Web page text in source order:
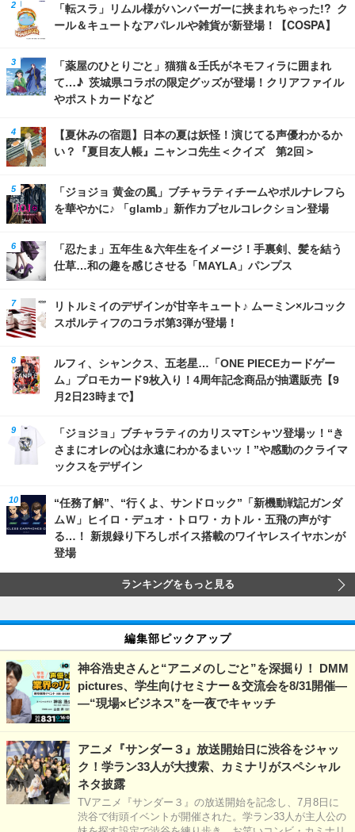
「転スラ」リムル様がハンバーガーに挟まれちゃった!? ク
ール＆キュートなアパレルや雑貨が新登場！【COSPA】
「薬屋のひとりごと」猫猫＆壬氏がネモフィラに囲まれ
て…♪ 茨城県コラボの限定グッズが登場！クリアファイル
やポストカードなど
【夏休みの宿題】日本の夏は妖怪！演じてる声優わかるか
い？『夏目友人帳』ニャンコ先生＜クイズ 第2回＞
「ジョジョ 黄金の風」ブチャラティチームやポルナレフら
を華やかに♪ 「glamb」新作カプセルコレクション登場
「忍たま」五年生＆六年生をイメージ！手裏剣、髪を結う
仕草…和の趣を感じさせる「MAYLA」パンプス
リトルミイのデザインが甘辛キュート♪ ムーミン×ルコック
スポルティフのコラボ第3弾が登場！
ルフィ、シャンクス、五老星…「ONE PIECEカードゲー
ム」プロモカード9枚入り！4周年記念商品が抽選販売【9
月2日23時まで】
「ジョジョ」ブチャラティのカリスマTシャツ登場ッ！“き
さまにオレの心は永遠にわかるまいッ！”や感動のクライマ
ックスをデザイン
“任務了解”、“行くよ、サンドロック”「新機動戦記ガンダ
ムＷ」ヒイロ・デュオ・トロワ・カトル・五飛の声がす
る…！ 新規録り下ろしボイス搭載のワイヤレスイヤホンが
登場
ランキングをもっと見る
編集部ピックアップ
神谷浩史さんと“アニメのしごと”を深掘り！ DMM
pictures、学生向けセミナー＆交流会を8/31開催―
―“現場×ビジネス”を一夜でキャッチ
アニメ『サンダー３』放送開始日に渋谷をジャッ
ク！学ラン33人が大捜索、カミナリがスペシャル
ネタ披露
TVアニメ『サンダー３』の放送開始を記念し、7月8日に
渋谷で街頭イベントが開催された。学ラン33人が主人公の